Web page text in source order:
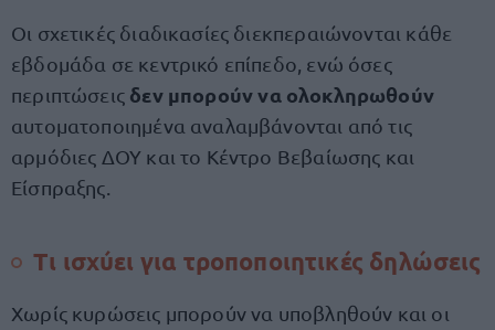
Οι σχετικές διαδικασίες διεκπεραιώνονται κάθε
εβδομάδα σε κεντρικό επίπεδο, ενώ όσες
περιπτώσεις δεν μπορούν να ολοκληρωθούν
αυτοματοποιημένα αναλαμβάνονται από τις
αρμόδιες ΔΟΥ και το Κέντρο Βεβαίωσης και
Είσπραξης.
Τι ισχύει για τροποποιητικές δηλώσεις
Χωρίς κυρώσεις μπορούν να υποβληθούν και οι